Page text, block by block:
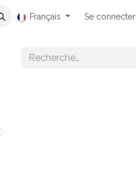
Français Se connecter